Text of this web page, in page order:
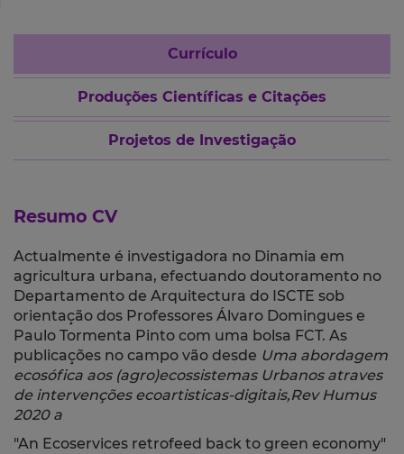
Currículo
Produções Científicas e Citações
Projetos de Investigação
Resumo CV
Actualmente é investigadora no Dinamia em
agricultura urbana, efectuando doutoramento no
Departamento de Arquitectura do ISCTE sob
orientação dos Professores Álvaro Domingues e
Paulo Tormenta Pinto com uma bolsa FCT. As
publicações no campo vão desde Uma abordagem
ecosófica aos (agro)ecossistemas Urbanos atraves
de intervenções ecoartisticas-digitais,Rev Humus
2020 a
"An Ecoservices retrofeed back to green economy"